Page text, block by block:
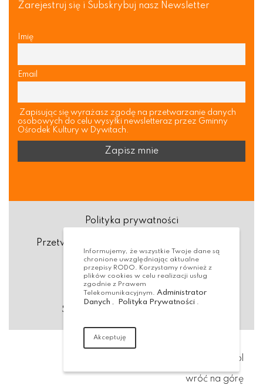
Zarejestruj się i Subskrybuj nasz Newsletter
Imię
Email
Zapisując się wyrażasz zgodę na przetwarzanie danych
osobowych do celu wysyłki newsletteraz przez Gminny
Ośrodek Kultury w Dywitach.
Polityka prywatności
Przetwarzanie danych osobowych (RODO)
Deklaracja dostępności
Dostępność Architektoniczna
Standardy ochrony małoletnich
virtualmedia.pl
wróć na górę
Informujemy, że wszystkie Twoje dane są
chronione uwzględniając aktualne
przepisy RODO. Korzystamy również z
plików cookies w celu realizacji usług
zgodnie z Prawem
Telekomunikacyjnym. Administrator
Danych , Polityka Prywatności .
Akceptuję